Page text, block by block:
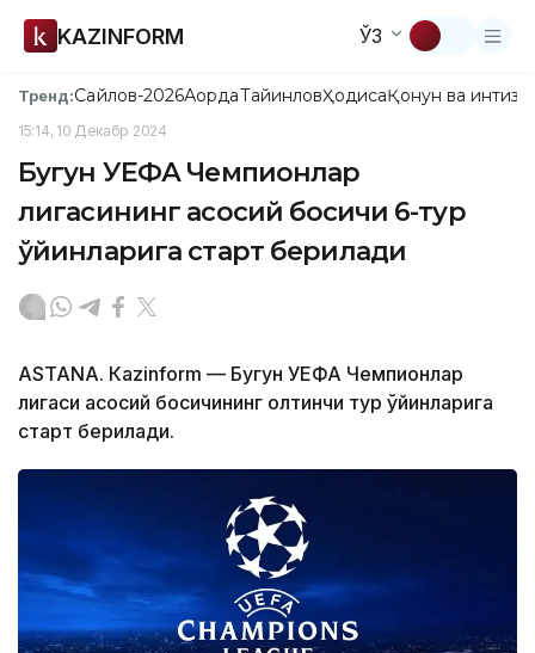
KAZINFORM ЎЗ
Тренд:Сайлов-2026АқордаТайинловҲодисаҚонун ва
15:14, 10 Декабр 2024
Бугун УEФА Чемпионлар
лигасининг асосий босқичи 6-тур
ўйинларига старт берилади
ASTANА. Кazinform — Бугун УEФА Чемпионлар
лигаси асосий босқичининг олтинчи тур ўйинларига
старт берилади.